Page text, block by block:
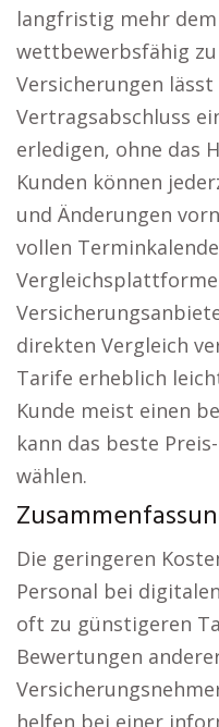
langfristig mehr
wettbewerbsfähig
Versicherungen
Vertragsabschluss
erledigen, ohne das
Kunden können
und Änderungen
vollen
direkten Vergleich
Tarife erheblich
Kunde meist einen
kann das beste
wählen.
Die geringeren
Personal bei
oft zu günstigeren
Bewertungen
helfen bei einer